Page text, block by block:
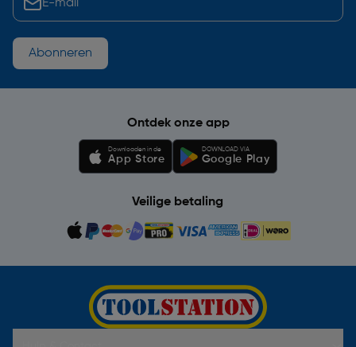
Abonneren
Ontdek onze app
Downloaden in de
App Store
DOWNLOAD VIA
Google Play
Veilige betaling